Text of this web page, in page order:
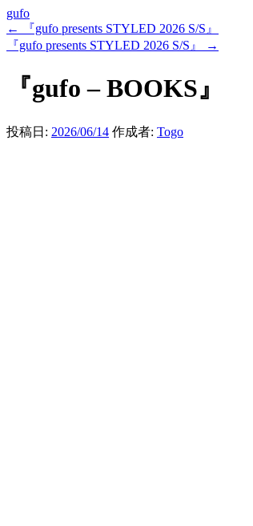
gufo
←
『gufo presents STYLED 2026 S/S』
『gufo presents STYLED 2026 S/S』
→
『gufo – BOOKS』
投稿日: 2026/06/14 作成者: Togo